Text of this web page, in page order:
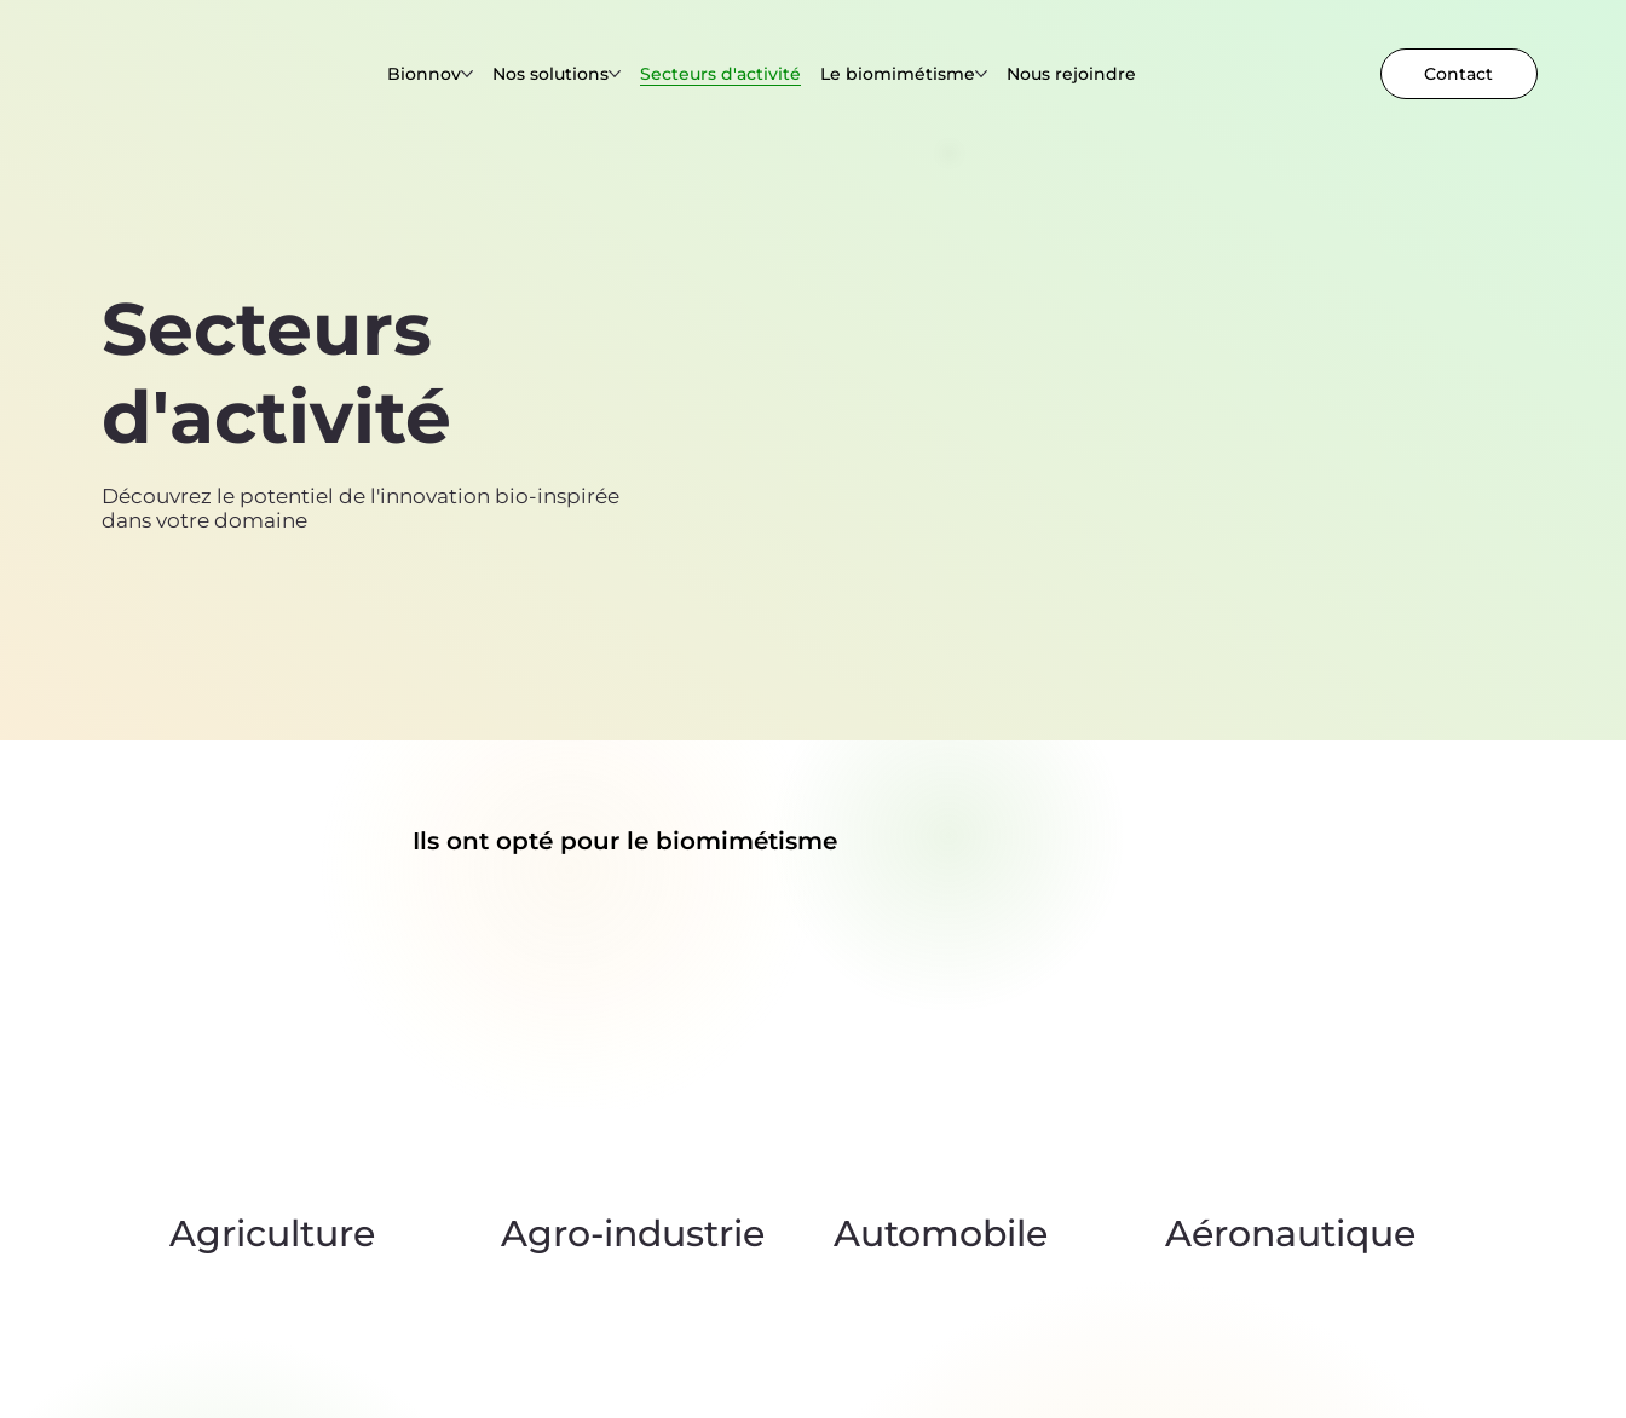
Bionnov Nos solutions Secteurs d'activité Le biomimétisme Nous rejoindre Contact
Secteurs
d'activité
Découvrez le potentiel de l'innovation bio-inspirée
dans votre domaine
Ils ont opté pour le biomimétisme
Agriculture Agro-industrie Automobile Aéronautique